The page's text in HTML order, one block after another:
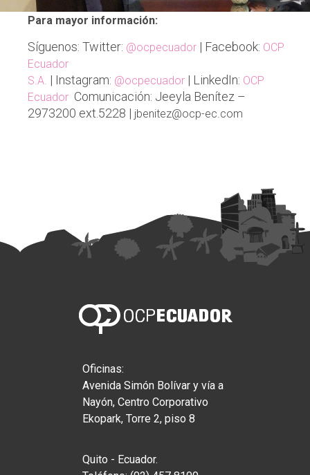
Para mayor información:
Síguenos: Twitter: @ocpecuador | Facebook: OCP
Ecuador
S.A. | Instagram: @ocpecuador | LinkedIn: OCP
Ecuador Comunicación: Jeeyla Benítez –
2973200 ext.5228 | jbenitez@ocp-ec.com
Oficinas:
Avenida Simón Bolívar y vía a
Nayón, Centro Corporativo
Ekopark, Torre 2, piso 8
Quito - Ecuador.